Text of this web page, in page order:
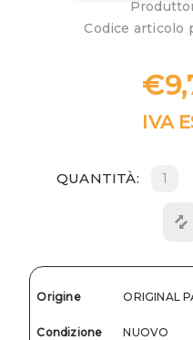
Codice articolo
IVA
QUANTITÀ:
Origine ORIGINAL
Condizione NUOVO